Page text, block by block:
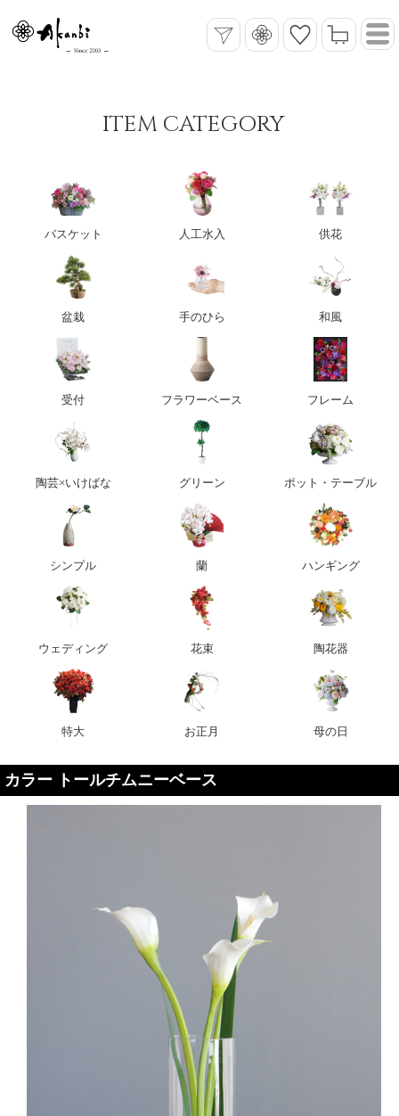
ITEM CATEGORY
バスケット 人工水入 供花
盆栽 手のひら 和風
受付 フラワーベース フレーム
陶芸×いけばな グリーン ポット・テーブル
シンプル 蘭 ハンギング
ウェディング 花束 陶花器
特大 お正月 母の日
カラー トールチムニーベース